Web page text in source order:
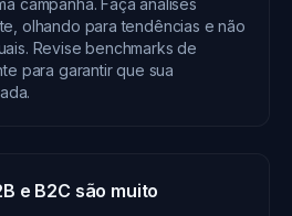
campanha. Faça análises
olhando para tendências e não
Revise benchmarks de
para garantir que sua
e B2C são muito